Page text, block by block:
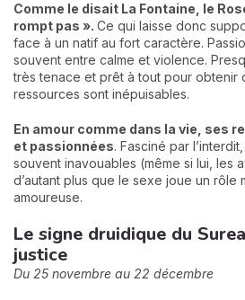
Comme le disait La Fontaine, le
rompt pas ». Ce qui laisse donc
face à un natif au fort caractère.
souvent entre calme et violence.
très tenace et prêt à tout pour obtenir
ressources sont inépuisables.
En amour comme dans la vie, ses
et passionnées. Fasciné par
souvent inavouables (même si lui, les
d’autant plus que le sexe joue un rôle
amoureuse.
Le signe druidique du
justice
Du 25 novembre au 22 décembre